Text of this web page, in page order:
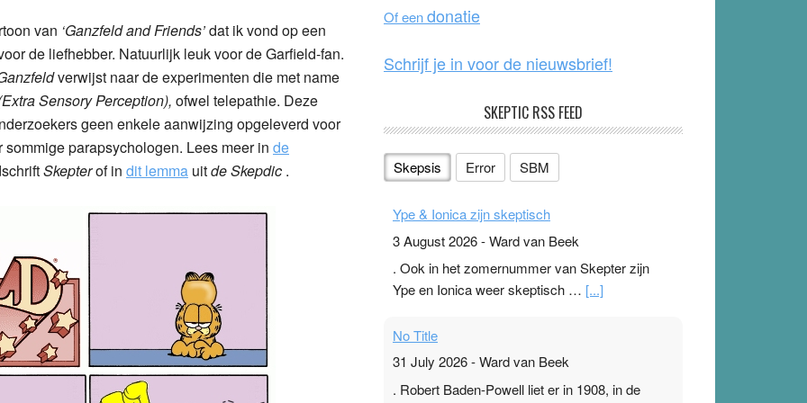
van ‘Ganzfeld and Friends’dat ik vond op een
de liefhebber. Natuurlijk leuk voor de Garfield-fan.
verwijst naar de experimenten die met name
Sensory Perception), ofwel telepathie. Deze
geen enkele aanwijzing opgeleverd voor
parapsychologen. Lees meer in de
Skepterof in dit lemma uitde Skepdic .
k
Of eendonatie
Schrijf je in voor de nieuwsbrief!
SKEPTIC RSS FEED
Skepsis Error SBM
Ype & Ionica zijn skeptisch
3 August 2026-Ward van Beek
. Ook in het zomernummer van Skepter zijn
Ype en Ionica weer skeptisch … [...]
No Title
31 July 2026-Ward van Beek
. Robert Baden-Powell liet er in 1908, in de